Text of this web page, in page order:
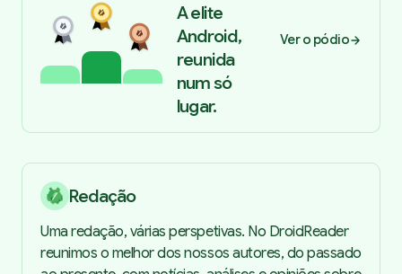
A elite
Android,
reunida
num só
lugar.
Ver o pódio
Redação
Uma redação, várias perspetivas. No DroidReader
reunimos o melhor dos nossos autores, do passado